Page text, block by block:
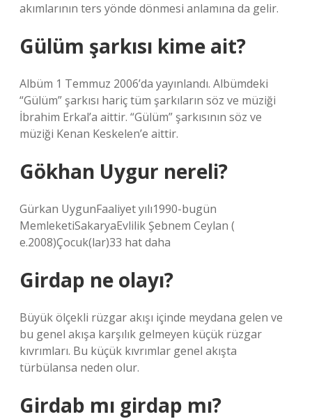
akımlarının ters yönde dönmesi anlamına da gelir.
Gülüm şarkısı kime ait?
Albüm 1 Temmuz 2006’da yayınlandı. Albümdeki
“Gülüm” şarkısı hariç tüm şarkıların söz ve müziği
İbrahim Erkal’a aittir. “Gülüm” şarkısının söz ve
müziği Kenan Keskelen’e aittir.
Gökhan Uygur nereli?
Gürkan UygunFaaliyet yılı1990-bugün
MemleketiSakaryaEvlilik Şebnem Ceylan (
e.2008)Çocuk(lar)33 hat daha
Girdap ne olayı?
Büyük ölçekli rüzgar akışı içinde meydana gelen ve
bu genel akışa karşılık gelmeyen küçük rüzgar
kıvrımları. Bu küçük kıvrımlar genel akışta
türbülansa neden olur.
Girdab mı girdap mı?